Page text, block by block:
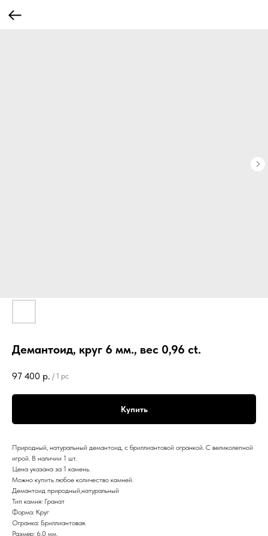
Демантоид, круг 6 мм., вес 0,96 ct.
97 400 р. / 1 pc
Купить
Природный, натуральный демантоид, с бриллиантовой огранкой. С великолепной
игрой. В наличии 1 шт.
Цена указана за 1 камень.
Можно купить любое количество камней.
Демантоид природный,натуральный
Тип камня: Гранат
Форма: Круг
Огранка: Бриллиантовая.
Размер: 6,0 мм.